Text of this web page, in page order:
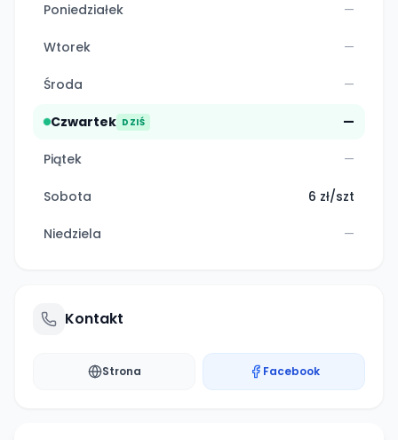
Poniedziałek —
Wtorek —
Środa —
Czwartek DZIŚ —
Piątek —
Sobota 6 zł/szt
Niedziela —
Kontakt
Strona Facebook